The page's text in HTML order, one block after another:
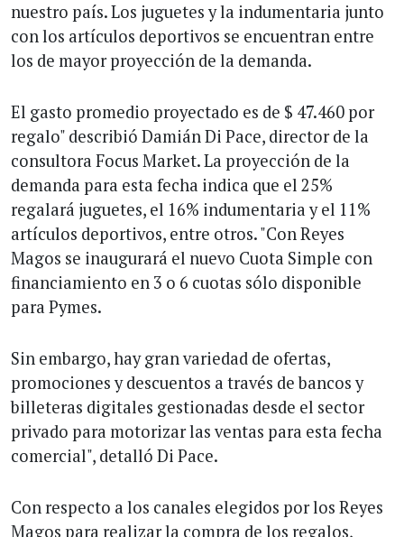
nuestro país. Los juguetes y la indumentaria junto
con los artículos deportivos se encuentran entre
los de mayor proyección de la demanda.
El gasto promedio proyectado es de $ 47.460 por
regalo" describió Damián Di Pace, director de la
consultora Focus Market. La proyección de la
demanda para esta fecha indica que el 25%
regalará juguetes, el 16% indumentaria y el 11%
artículos deportivos, entre otros. "Con Reyes
Magos se inaugurará el nuevo Cuota Simple con
financiamiento en 3 o 6 cuotas sólo disponible
para Pymes.
Sin embargo, hay gran variedad de ofertas,
promociones y descuentos a través de bancos y
billeteras digitales gestionadas desde el sector
privado para motorizar las ventas para esta fecha
comercial", detalló Di Pace.
Con respecto a los canales elegidos por los Reyes
Magos para realizar la compra de los regalos,